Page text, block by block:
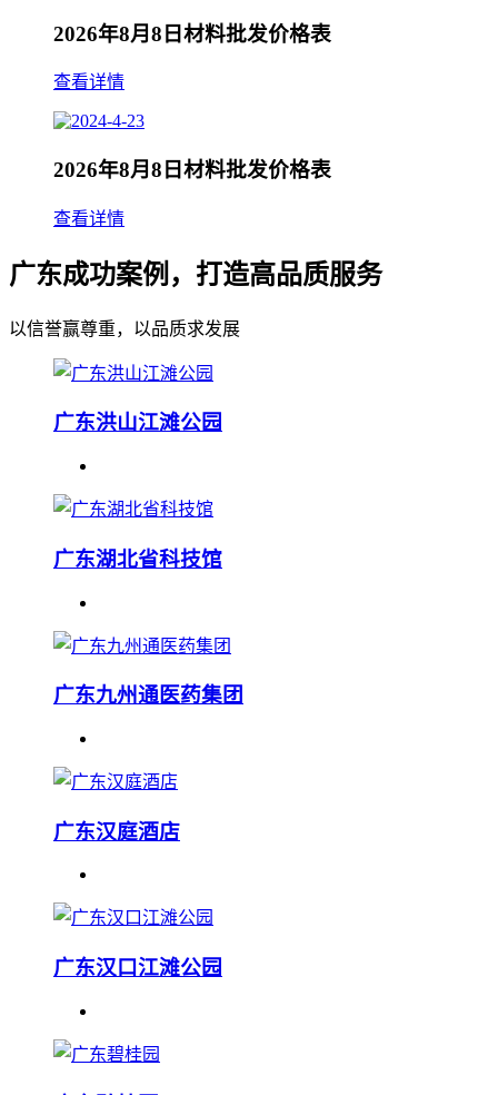
2026年8月8日材料批发价格表
查看详情
2026年8月8日材料批发价格表
查看详情
广东成功案例，打造高品质服务
以信誉赢尊重，以品质求发展
广东洪山江滩公园
广东湖北省科技馆
广东九州通医药集团
广东汉庭酒店
广东汉口江滩公园